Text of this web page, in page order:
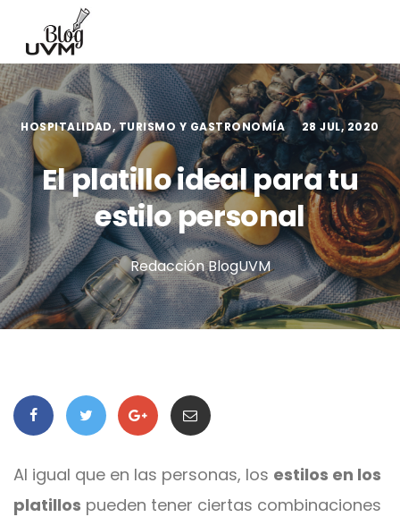
HOSPITALIDAD, TURISMO Y GASTRONOMÍA 28 JUL, 2020
El platillo ideal para tu
estilo personal
Redacción BlogUVM
Al igual que en las personas, los estilos en los
platillos pueden tener ciertas combinaciones